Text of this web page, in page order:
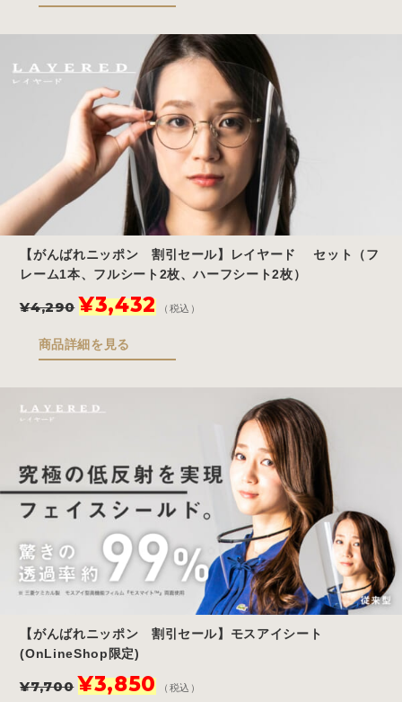
格
は
で
し
た。
価
格
は
¥3,432
で
す。
【がんばれニッポン 割引セール】レイヤード セット（フ
レーム1本、フルシート2枚、ハーフシート2枚）
¥4,290
元
の
価
格
¥4,290
た。
¥3,432現
在
価
す。
（税込）
商品詳細を見る
【がんばれニッポン 割引セール】モスアイシート
(OnLineShop限定)
¥7,700
元
¥3,850現
（税込）